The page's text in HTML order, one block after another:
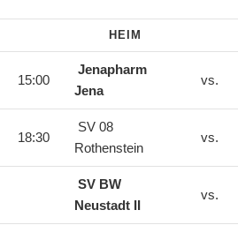
HEIM
15:00
Jenapharm
Jena
vs.
18:30
SV 08
Rothenstein
vs.
SV BW
Neustadt II
vs.